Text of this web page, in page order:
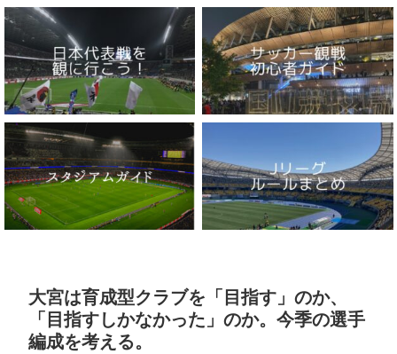
大宮は育成型クラブを「目指す」のか、
「目指すしかなかった」のか。今季の選手
編成を考える。